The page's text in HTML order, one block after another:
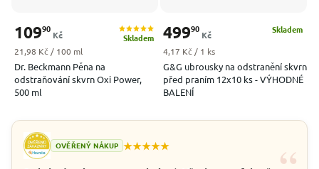
Dr. Beckmann Pěna na
odstraňování skvrn Oxi Power,
500 ml
Skladem
10990
Kč
Měrná cena:
21,98 Kč / 100 ml
G&G ubrousky na odstranění skvrn
před praním 12x10 ks - VÝHODNÉ
BALENÍ
Skladem
49990
Kč
Měrná cena:
4,17 Kč / 1 ks
OVĚŘENÝ NÁKUP ★★★★★